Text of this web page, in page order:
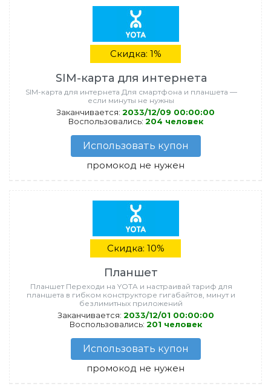
Скидка: 1%
SIM‑карта для интернета
SIM‑карта для интернета Для смартфона и планшета —
если минуты не нужны
Заканчивается: 2033/12/09 00:00:00
Воспользовались: 204 человек
Использовать купон
промокод не нужен
Скидка: 10%
Планшет
Планшет Переходи на YOTA и настраивай тариф для
планшета в гибком конструкторе гигабайтов, минут и
безлимитных приложений
Заканчивается: 2033/12/01 00:00:00
Воспользовались: 201 человек
Использовать купон
промокод не нужен